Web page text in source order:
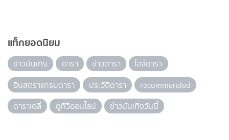
แท็กยอดนิยม
ข่าวบันเทิง ดารา ข่าวดารา
ไอจีดารา
อินสตราแกรมดารา
ประวัติดารา
recommended
ดาราเดลี่
ดูทีวีออนไลน์ ข่าวบันเทิงวันนี้